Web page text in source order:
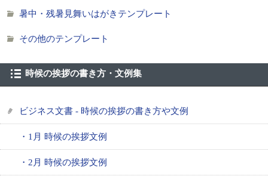
暑中・残暑見舞いはがきテンプレート
その他のテンプレート
時候の挨拶の書き方・文例集
ビジネス文書 - 時候の挨拶の書き方や文例
・1月 時候の挨拶文例
・2月 時候の挨拶文例